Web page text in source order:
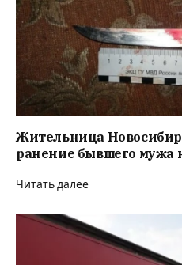
Жительница
ранение бывшего мужа
Читать далее